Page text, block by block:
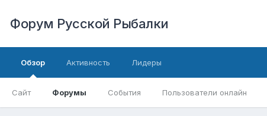
Форум Русской Рыбалки
Обзор
Сайт Форумы События Пользователи онлайн
Активность Лидеры